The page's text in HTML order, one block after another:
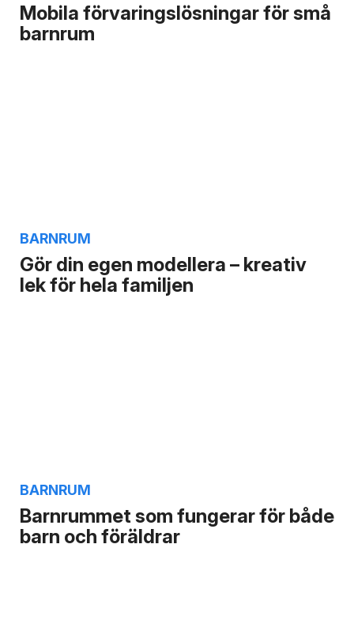
Mobila förvaringslösningar för små
barnrum
Gör din egen modellera – kreativ
lek för hela familjen
BARNRUM
Barnrummet som fungerar för både
barn och föräldrar
BARNRUM